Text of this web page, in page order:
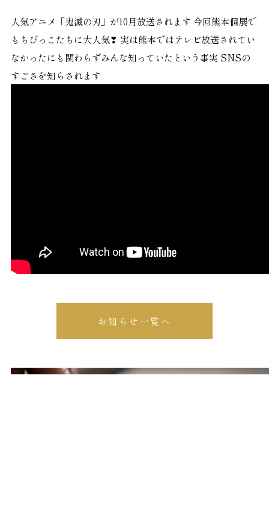
人気アニメ「鬼滅の刃」が10月放送されます 今回熊本個展で
もちびっこたちに大人気❣ 実は熊本ではテレビ放送されてい
なかったにも関わらずみんな知っていたという事実 SNSの
すごさを知らされます
お知らせ一覧へ